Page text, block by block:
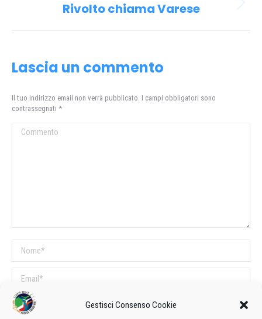
Gestisci Consenso Cookie
Prossimo
Rivolto chiama Varese
Lascia un commento
Il tuo indirizzo email non verrà pubblicato. I campi obbligatori sono
contrassegnati *
Commento
Nome *
Email *
Sito web